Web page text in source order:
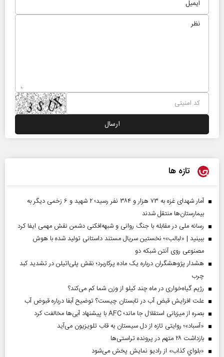
تازه ها
آمار شهدای غزه به ۷۳ هزار و ۳۸۴ نفر رسید؛ ۲ شهید و ۶ زخمی دیگر به
بیمارستان‌ها منتقل شدند
رسانه ملی در مقابله با جنگ روانی و شبهه‌افکنی دشمن نقش مهمی ایفا کرد
ببینید | «لبالب»؛ نخستین سریال مستند داستانی تولید شده با هوش
مصنوعی روی آنتن شبکه دو
هشدار پژوهشگران درباره یک ماده پرکاربرد؛ نقش پلی‌اتیلن در تشدید کبد
چرب
رژیم گیاه‌خواری در ماه چند کیلو از وزن شما کم می‌کند؟
علت افزایش قبض آب در تابستان چیست؟ توضیح آبفا درباره قبوض آب
بصره از میزبانی استقلال جا ماند؛ AFC با پیشنهاد آبی‌ها مخالفت کرد
«آسباد»؛ روایتی تازه از دل سیستان به قاب تلویزیون می‌آید
بازداشت ۲۸ متهم در پرونده تراستی‌ها
«بلواي کذاب» از رادیو نمایش پخش می‌شود